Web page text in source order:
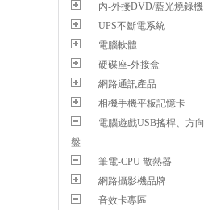
內-外接DVD/藍光燒錄機
UPS不斷電系統
電腦軟體
硬碟座-外接盒
網路通訊產品
相機手機平板記憶卡
電腦遊戲USB搖桿、方向
盤
筆電-CPU 散熱器
網路攝影機品牌
音效卡專區